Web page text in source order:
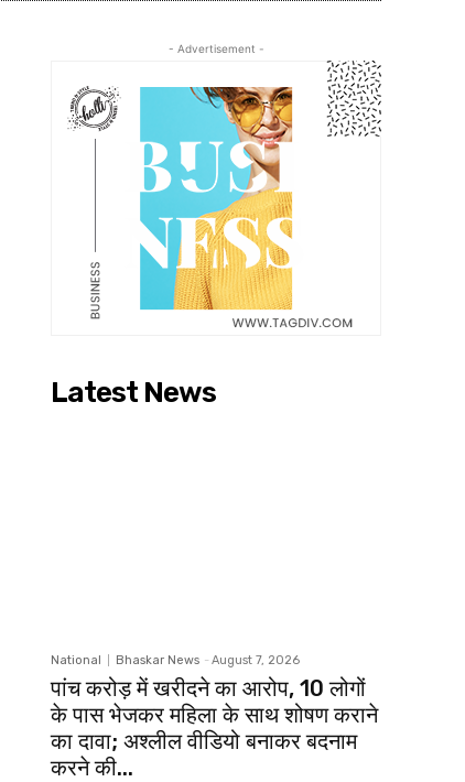
- Advertisement -
Latest News
National Bhaskar News - August 7, 2026
पांच करोड़ में खरीदने का आरोप, 10 लोगों
के पास भेजकर महिला के साथ शोषण कराने
का दावा; अश्लील वीडियो बनाकर बदनाम
करने की...